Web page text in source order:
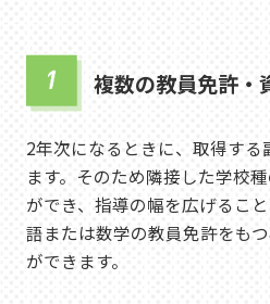
複数の教員免許・
2年次になるときに、取得す
ます。そのため隣接した学校
ができ、指導の幅を広げるこ
語または数学の教員免許をも
ができます。